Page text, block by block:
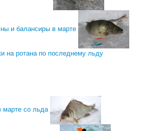
и балансиры в марте
на ротана по последнему льду
марте со льда